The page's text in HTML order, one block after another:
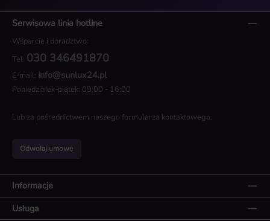
Serwisowa linia hotline
Wsparcie i doradztwo:
Tel: 030 346491870
E-mail: info@sunlux24.pl
Poniedziałek-piątek: 09:00 - 16:00
Lub za pośrednictwem naszego formularza kontaktowego.
Odwołaj umowę
Informacje
Usługa